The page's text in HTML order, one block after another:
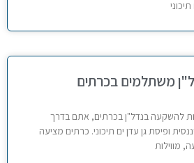
משתלמים בכרתים
להשקעה בנדל"ן בכרתים, אתם בדרך
ופיסת גן עדן ים תיכוני. כרתים מציעה
מווילות